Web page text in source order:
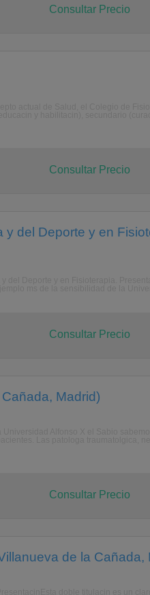
Consultar Precio
Consultar Precio
del Deporte y en
Consultar Precio
Madrid)
Consultar Precio
de la Cañada,